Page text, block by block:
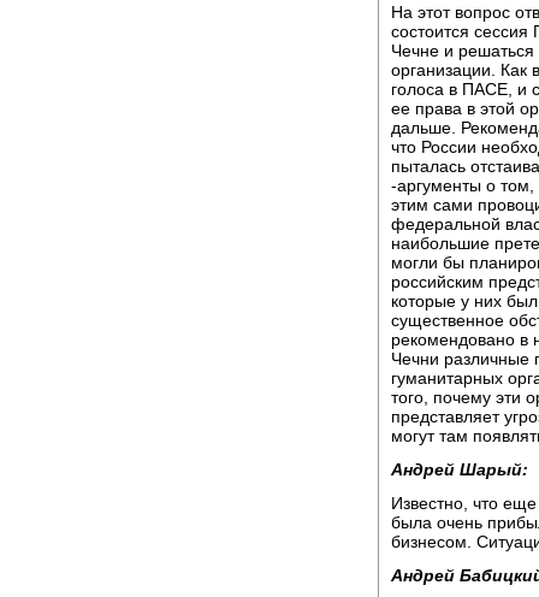
На этот вопрос
состоится
Чечне и решаться
организации. Как
голоса в ПАСЕ, и
ее права в этой
дальше.
что России
пыталась
-аргументы о
этим сами
федеральной
наибольшие
могли бы
российским
которые у них
существенное
рекомендовано в
Чечни различные
гуманитарных
того, почему эти
представляет
могут там
Андрей Шарый:
Известно, что
была очень
бизнесом.
Андрей